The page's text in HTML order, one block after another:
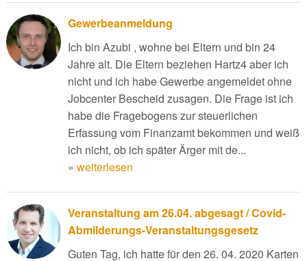
Gewerbeanmeldung
Ich bin Azubi , wohne bei Eltern und bin 24
Jahre alt. Die Eltern beziehen Hartz4 aber ich
nicht und ich habe Gewerbe angemeldet ohne
Jobcenter Bescheid zusagen. Die Frage ist ich
habe die Fragebogens zur steuerlichen
Erfassung vom Finanzamt bekommen und weiß
ich nicht, ob ich später Ärger mit de...
» weiterlesen
Veranstaltung am 26.04. abgesagt / Covid-
Abmilderungs-Veranstaltungsgesetz
Guten Tag, ich hatte für den 26. 04. 2020 Karten